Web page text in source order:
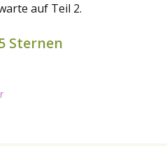
auf Teil 2.
Sternen